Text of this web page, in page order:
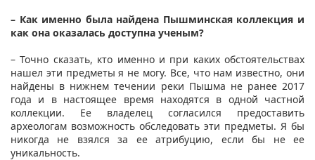
– Как именно была найдена Пышминская коллекция и
как она оказалась доступна ученым?
– Точно сказать, кто именно и при каких обстоятельствах
нашел эти предметы я не могу. Все, что нам известно, они
найдены в нижнем течении реки Пышма не ранее 2017
года и в настоящее время находятся в одной частной
коллекции. Ее владелец согласился предоставить
археологам возможность обследовать эти предметы. Я бы
никогда не взялся за ее атрибуцию, если бы не ее
уникальность.